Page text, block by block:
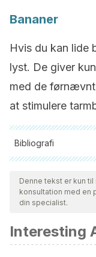
Bananer
Hvis du kan lide
lyst. De giver
med de
at stimulere
Bibliografi
Alle citerede kilder
for at sikre deres
Bibliografien i
Farnworth, E. R.
Science
Denne tekst er kun
konsultation med en
din specialist.
Interesting